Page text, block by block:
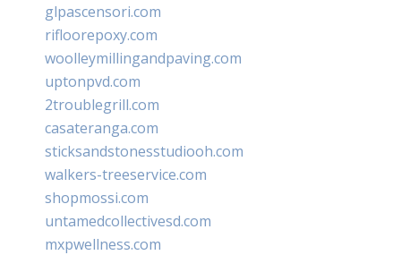
glpascensori.com
rifloorepoxy.com
woolleymillingandpaving.com
uptonpvd.com
2troublegrill.com
casateranga.com
sticksandstonesstudiooh.com
walkers-treeservice.com
shopmossi.com
untamedcollectivesd.com
mxpwellness.com